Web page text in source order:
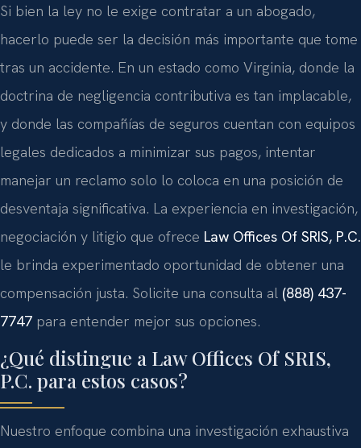
Si bien la ley no le exige contratar a un abogado,
hacerlo puede ser la decisión más importante que tome
tras un accidente. En un estado como Virginia, donde la
doctrina de negligencia contributiva es tan implacable,
y donde las compañías de seguros cuentan con equipos
legales dedicados a minimizar sus pagos, intentar
manejar un reclamo solo lo coloca en una posición de
desventaja significativa. La experiencia en investigación,
negociación y litigio que ofrece Law Offices Of SRIS, P.C.
le brinda experimentado oportunidad de obtener una
compensación justa. Solicite una consulta al (888) 437-
7747 para entender mejor sus opciones.
¿Qué distingue a Law Offices Of SRIS,
P.C. para estos casos?
Nuestro enfoque combina una investigación exhaustiva